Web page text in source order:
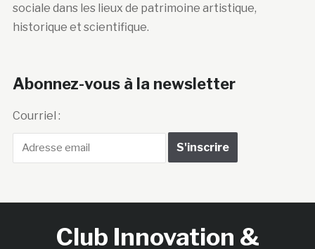
sociale dans les lieux de patrimoine artistique,
historique et scientifique.
Abonnez-vous à la newsletter
Courriel :
Club Innovation &